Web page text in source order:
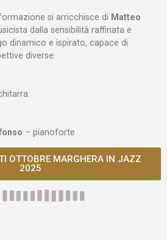
si arricchisce di Matteo
dalla sensibilità raffinata e
dinamico e ispirato, capace di
diverse.
– pianoforte
OTTOBRE MARGHERA IN JAZZ
2025